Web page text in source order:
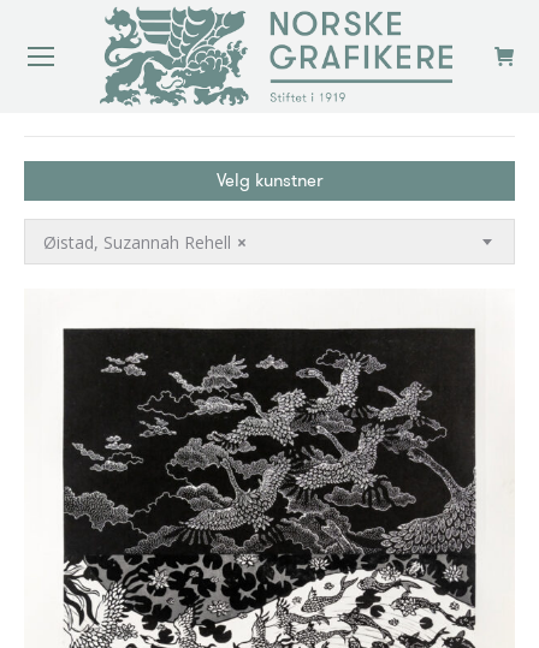
Velg kunstner
×
Øistad, Suzannah Rehell